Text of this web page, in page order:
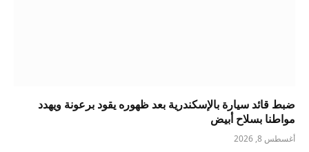
ضبط قائد سيارة بالإسكندرية بعد ظهوره يقود برعونة ويهدد
مواطنا بسلاح أبيض
أغسطس 8, 2026